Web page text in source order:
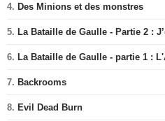
4. Des Minions et des monstres
5. La Bataille de Gaulle - Partie 2 :
6. La Bataille de Gaulle - partie 1 :
7. Backrooms
8. Evil Dead Burn